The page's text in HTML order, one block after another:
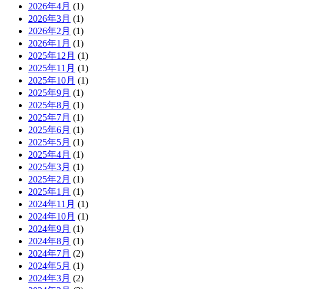
2026年4月 (1)
2026年3月 (1)
2026年2月 (1)
2026年1月 (1)
2025年12月 (1)
2025年11月 (1)
2025年10月 (1)
2025年9月 (1)
2025年8月 (1)
2025年7月 (1)
2025年6月 (1)
2025年5月 (1)
2025年4月 (1)
2025年3月 (1)
2025年2月 (1)
2025年1月 (1)
2024年11月 (1)
2024年10月 (1)
2024年9月 (1)
2024年8月 (1)
2024年7月 (2)
2024年5月 (1)
2024年3月 (2)